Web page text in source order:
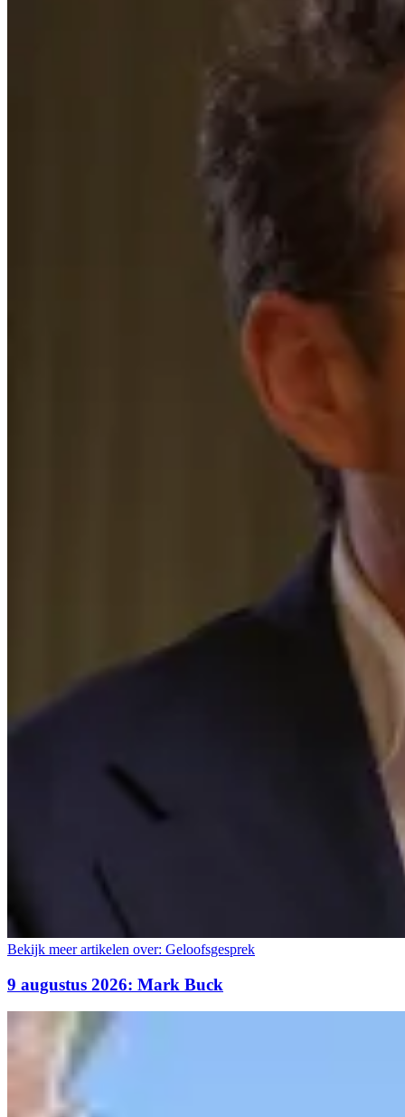
Bekijk meer artikelen over: Geloofsgesprek
9 augustus 2026: Mark Buck